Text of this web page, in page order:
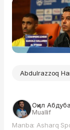
Abdulrazzoq
Оқил
Muallif
Manba: Asharq